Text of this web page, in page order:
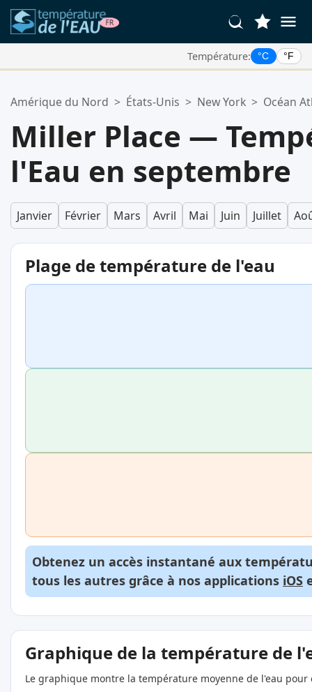
Température: °C °F
Votre liste de favoris est vide.
Amérique du Nord > États-Unis > New York > Océan
Miller Place —
l'Eau en septembre
Janvier Février Mars Avril Mai Juin Juillet
Plage de température de l'eau
Obtenez un accès instantané aux
tous les autres grâce à nos applications iOS
Graphique de la température de
Le graphique montre la température moyenne de l'eau